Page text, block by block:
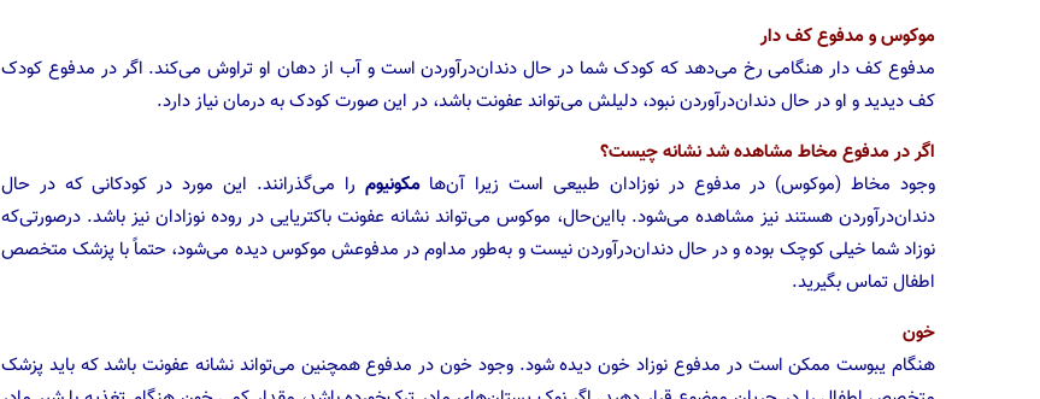
موکوس و مدفوع کف دار
مدفوع کف دار هنگامی رخ می‌دهد که کودک شما در حال دندان‌درآوردن است و آب از دهان او تراوش می‌کند. اگر در مدفوع کودک
کف دیدید و او در حال دندان‌درآوردن نبود، دلیلش می‌تواند عفونت باشد، در این صورت کودک به درمان نیاز دارد.
اگر در مدفوع مخاط مشاهده شد نشانه چیست؟
وجود مخاط (موکوس) در مدفوع در نوزادان طبیعی است زیرا آن‌ها مکونیوم را می‌گذرانند. این مورد در کودکانی که در حال
دندان‌درآوردن هستند نیز مشاهده می‌شود. بااین‌حال، موکوس می‌تواند نشانه عفونت باکتریایی در روده نوزادان نیز باشد. درصورتی‌که
نوزاد شما خیلی کوچک بوده و در حال دندان‌درآوردن نیست و به‌طور مداوم در مدفوعش موکوس دیده می‌شود، حتماً با پزشک متخصص
اطفال تماس بگیرید.
خون
هنگام یبوست ممکن است در مدفوع نوزاد خون دیده شود. وجود خون در مدفوع همچنین می‌تواند نشانه عفونت باشد که باید پزشک